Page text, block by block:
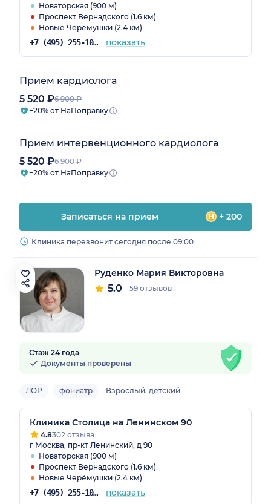
Новаторская (900 м)
Проспект Вернадского (1.6 км)
Новые Черёмушки (2.4 км)
+7 (495) 255-10-78 показать
Прием кардиолога
5 520 ₽6 900 ₽
−20% от НаПоправку
Прием интервенционного кардиолога
5 520 ₽6 900 ₽
−20% от НаПоправку
Записаться на прием + 200
Клиника перезвонит сегодня после 09:00
Руденко Мария Викторовна
5.0 59 отзывов
Стаж 24 года
Документы проверены
ЛОР фониатр Взрослый, детский
Клиника Столица на Ленинском 90
4.8302 отзыва
г Москва, пр-кт Ленинский, д 90
Новаторская (900 м)
Проспект Вернадского (1.6 км)
Новые Черёмушки (2.4 км)
+7 (495) 255-10-78 показать